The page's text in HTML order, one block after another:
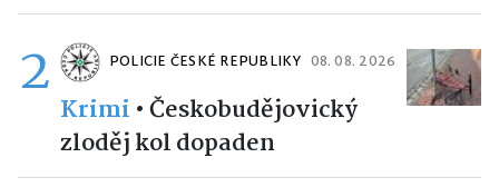
2 POLICIE ČESKÉ REPUBLIKY 08. 08. 2026
Krimi •Českobudějovický
zloděj kol dopaden